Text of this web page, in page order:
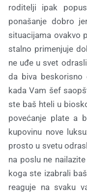
roditelji ipak
ponašanje dobro
situacijama ovakvo
stalno primenjuje
ne uđe u svet
da biva
kada Vam šef
ste baš hteli u
povećanje plate a
kupovinu nove
prosto u svetu
na poslu ne
koga ste izabrali
reaguje na svaku